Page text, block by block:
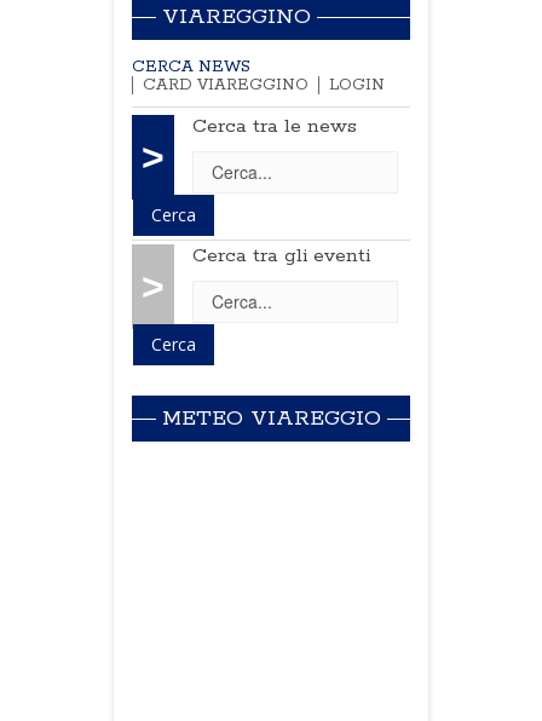
VIAREGGINO
CERCA NEWS
CARD VIAREGGINO
LOGIN
>
Cerca tra le news
>
Cerca tra gli eventi
METEO VIAREGGIO